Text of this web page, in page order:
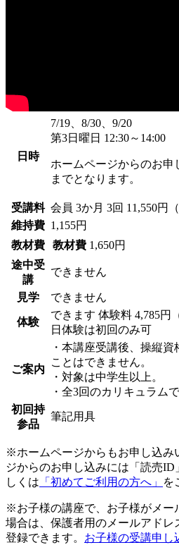
日時
7/19、8/30、9/20
第3日曜日 12:30～14:00
ホームページからのお申
までとなります。
受講料 会員 3か月 3回 11,550円
維持費 1,155円
教材費
教材費 1,650円
途中受
講
できません
見学 できません
体験
できます 体験料 4,785円
日体験は初回のみ可
ご案内
・本講座受講後、操縦
ことはできません。
・対象は中学生以上。
・全3回のカリキュラムで
初回持
参品
筆記用具
※ホームページからもお申し込み
ジからのお申し込みには「読売
しくは 「初めてご利用の方へ」 を
※お子様の講座で、お子様がメー
場合は、保護者用のメールアドレ
登録できます。 お子様の受講申し